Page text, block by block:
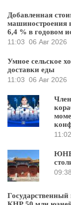
Добавленная
машиностроения
6,4 % в годовом
11:03 06 Авг 2026
Умное сельское
доставки еды
11:03 06 Авг 2026
11:02
09:38